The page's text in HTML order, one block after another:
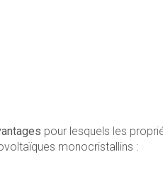
pour lesquels les
monocristallins :